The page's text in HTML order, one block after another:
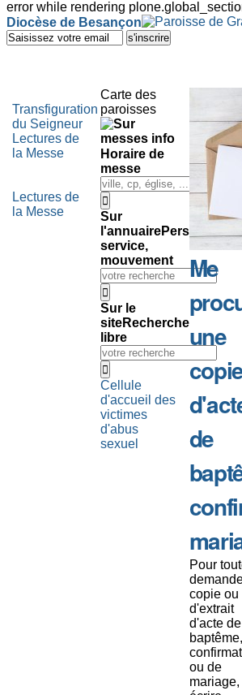
error while rendering
Outils
personnels
Diocèse de Besançon
Aller
au
à
la
navigation
Transfiguration
du Seigneur
Lectures de
la Messe
Lectures de
la Messe
Carte des
paroisses
Horaire de
messe
Sur
l'annuairePersonne,
service,
mouvement
Sur le
siteRecherche
libre
Cellule
d'accueil des
victimes
d'abus
sexuel
Me
une
de
Pour
copie ou
d'extrait
d'acte de
baptême,
ou de
mariage,